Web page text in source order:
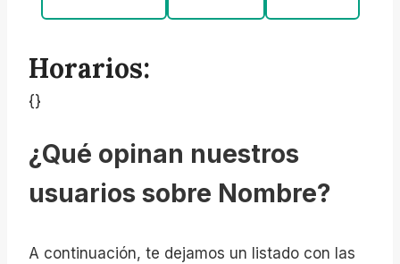
Horarios:
{}
¿Qué opinan nuestros
usuarios sobre Nombre?
A continuación, te dejamos un listado con las